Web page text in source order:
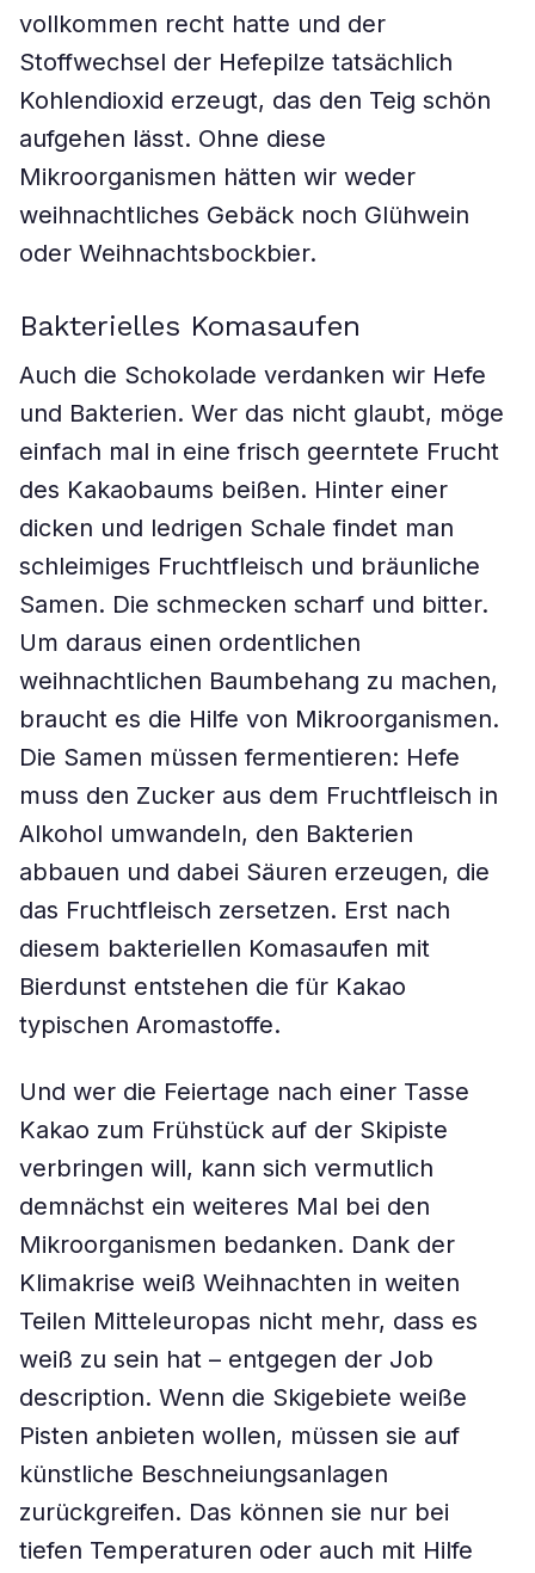
vollkommen recht hatte und der
Stoffwechsel der Hefepilze tatsächlich
Kohlendioxid erzeugt, das den Teig schön
aufgehen lässt. Ohne diese
Mikroorganismen hätten wir weder
weihnachtliches Gebäck noch Glühwein
oder Weihnachtsbockbier.
Bakterielles Komasaufen
Auch die Schokolade verdanken wir Hefe
und Bakterien. Wer das nicht glaubt, möge
einfach mal in eine frisch geerntete Frucht
des Kakaobaums beißen. Hinter einer
dicken und ledrigen Schale findet man
schleimiges Fruchtfleisch und bräunliche
Samen. Die schmecken scharf und bitter.
Um daraus einen ordentlichen
weihnachtlichen Baumbehang zu machen,
braucht es die Hilfe von Mikroorganismen.
Die Samen müssen fermentieren: Hefe
muss den Zucker aus dem Fruchtfleisch in
Alkohol umwandeln, den Bakterien
abbauen und dabei Säuren erzeugen, die
das Fruchtfleisch zersetzen. Erst nach
diesem bakteriellen Komasaufen mit
Bierdunst entstehen die für Kakao
typischen Aromastoffe.
Und wer die Feiertage nach einer Tasse
Kakao zum Frühstück auf der Skipiste
verbringen will, kann sich vermutlich
demnächst ein weiteres Mal bei den
Mikroorganismen bedanken. Dank der
Klimakrise weiß Weihnachten in weiten
Teilen Mitteleuropas nicht mehr, dass es
weiß zu sein hat – entgegen der Job
description. Wenn die Skigebiete weiße
Pisten anbieten wollen, müssen sie auf
künstliche Beschneiungsanlagen
zurückgreifen. Das können sie nur bei
tiefen Temperaturen oder auch mit Hilfe